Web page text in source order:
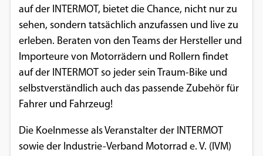
auf der INTERMOT, bietet die Chance, nicht nur zu
sehen, sondern tatsächlich anzufassen und live zu
erleben. Beraten von den Teams der Hersteller und
Importeure von Motorrädern und Rollern findet
auf der INTERMOT so jeder sein Traum-Bike und
selbstverständlich auch das passende Zubehör für
Fahrer und Fahrzeug!
Die Koelnmesse als Veranstalter der INTERMOT
sowie der Industrie-Verband Motorrad e. V. (IVM)
Name:
cookie_consent
Einverständnis-Optionen des Benutzers
Cookie Laufzeit: